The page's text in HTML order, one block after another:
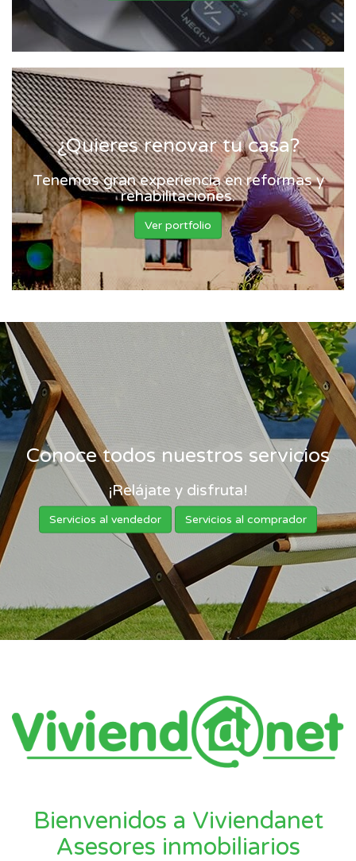
¿Quieres renovar tu casa?
Tenemos gran experiencia en reformas y
rehabilitaciones.
Ver portfolio
Conoce todos nuestros servicios
¡Relájate y disfruta!
Servicios al vendedor Servicios al comprador
Bienvenidos a Viviendanet
Asesores inmobiliarios